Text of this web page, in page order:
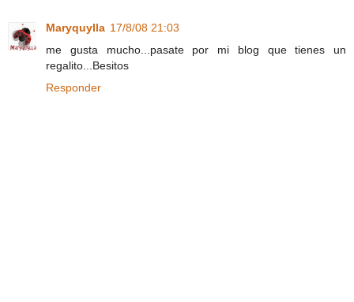
Maryquylla 17/8/08 21:03
me gusta mucho...pasate por mi blog que tienes un
regalito...Besitos
Responder